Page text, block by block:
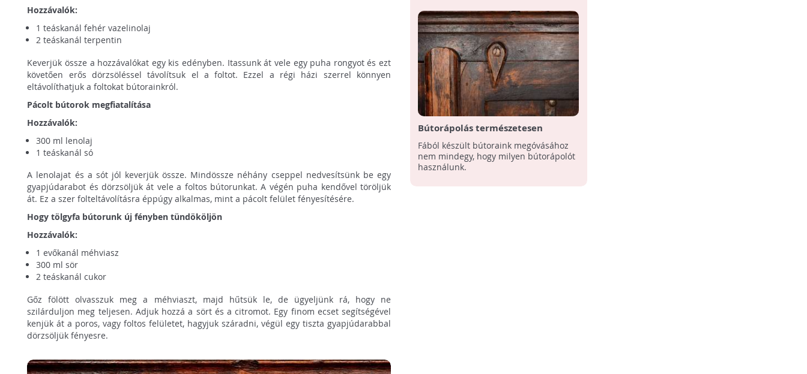
Hozzávalók:
1 teáskanál fehér vazelinolaj
2 teáskanál terpentin
Keverjük össze a hozzávalókat egy kis edényben. Itassunk át vele egy puha rongyot és ezt
követően erős dörzsöléssel távolítsuk el a foltot. Ezzel a régi házi szerrel könnyen
eltávolíthatjuk a foltokat bútorainkról.
Pácolt bútorok megfiatalítása
Hozzávalók:
300 ml lenolaj
1 teáskanál só
A lenolajat és a sót jól keverjük össze. Mindössze néhány cseppel nedvesítsünk be egy
gyapjúdarabot és dörzsöljük át vele a foltos bútorunkat. A végén puha kendővel töröljük
át. Ez a szer folteltávolításra éppúgy alkalmas, mint a pácolt felület fényesítésére.
Hogy tölgyfa bútorunk új fényben tündököljön
Hozzávalók:
1 evőkanál méhviasz
300 ml sör
2 teáskanál cukor
Gőz fölött olvasszuk meg a méhviaszt, majd hűtsük le, de ügyeljünk rá, hogy ne
szilárduljon meg teljesen. Adjuk hozzá a sört és a citromot. Egy finom ecset segítségével
kenjük át a poros, vagy foltos felületet, hagyjuk száradni, végül egy tiszta gyapjúdarabbal
dörzsöljük fényesre.
Bútorápolás természetesen
Fából készült bútoraink megóvásához
nem mindegy, hogy milyen bútorápolót
használunk.